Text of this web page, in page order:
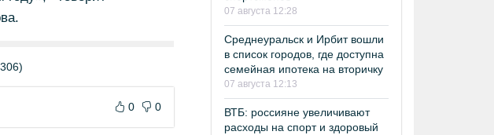
0 0
07 августа 12:28
Среднеуральск и Ирбит вошли
в список городов, где доступна
семейная ипотека на вторичку
07 августа 12:13
ВТБ: россияне увеличивают
расходы на спорт и здоровый